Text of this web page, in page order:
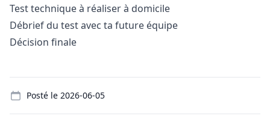
Test technique à réaliser à domicile
Débrief du test avec ta future équipe
Décision finale
Posté le 2026-06-05